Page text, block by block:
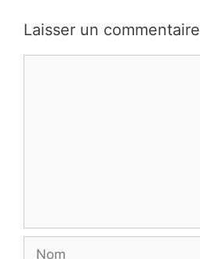
Laisser un commentaire
Nom